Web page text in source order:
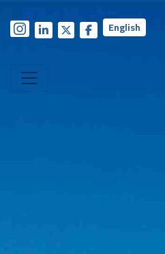
English